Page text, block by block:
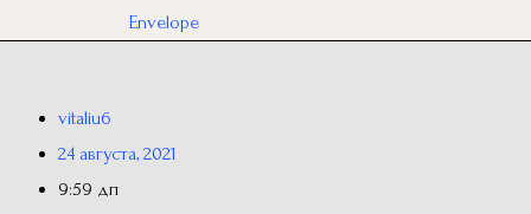
Envelope
vitaliu6
24 августа, 2021
9:59 дп